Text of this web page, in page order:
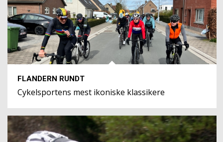
FLANDERN RUNDT
Cykelsportens mest ikoniske klassikere